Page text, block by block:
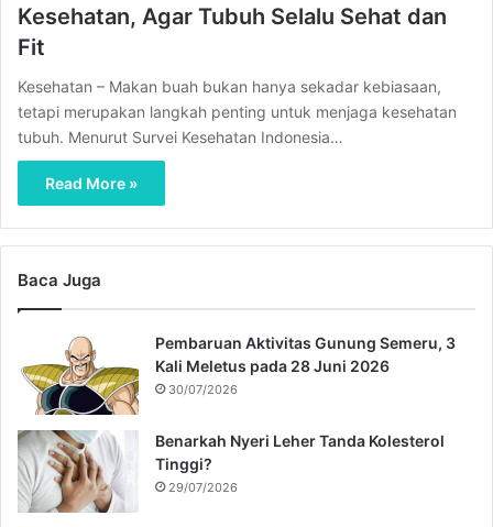
Kesehatan, Agar Tubuh Selalu Sehat dan
Fit
Kesehatan – Makan buah bukan hanya sekadar kebiasaan,
tetapi merupakan langkah penting untuk menjaga kesehatan
tubuh. Menurut Survei Kesehatan Indonesia…
Read More »
Baca Juga
Pembaruan Aktivitas Gunung Semeru, 3
Kali Meletus pada 28 Juni 2026
30/07/2026
Benarkah Nyeri Leher Tanda Kolesterol
Tinggi?
29/07/2026